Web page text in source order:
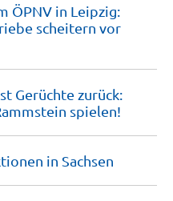
ÖPNV in Leipzig:
scheitern vor
Gerüchte zurück:
spielen!
in Sachsen